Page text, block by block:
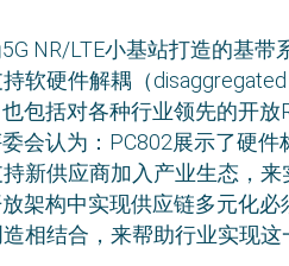
NR/LTE小基站打造的基带
软硬件解耦（
包括对各种行业领先的开放
会认为：PC802展示了硬件
新供应商加入产业生态，来
架构中实现供应链多元化
相结合，来帮助行业实现这